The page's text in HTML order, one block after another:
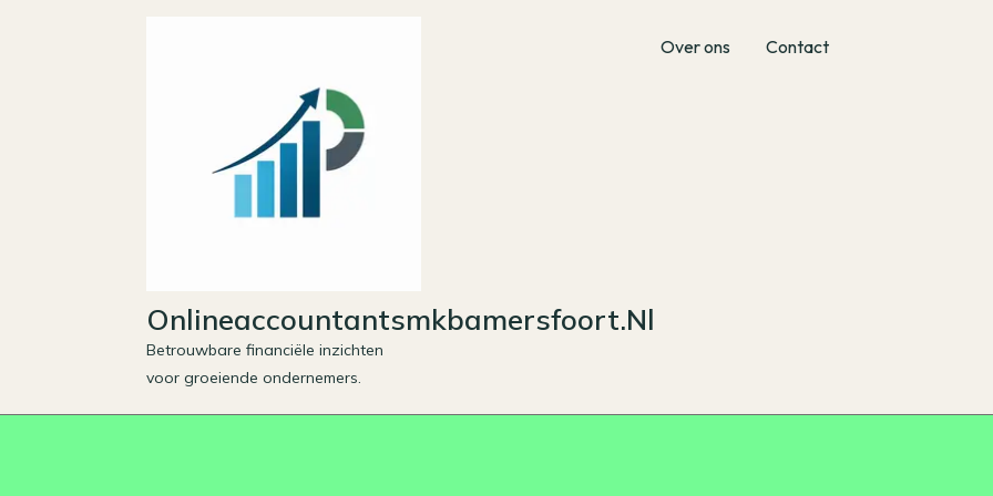
Onlineaccountantsmkbamersfoort.nl
Betrouwbare financiële inzichten
voor groeiende ondernemers.
Over ons Contact